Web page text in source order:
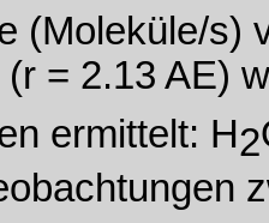
(Moleküle/s)
= 2.13 AE)
ermittelt: H2